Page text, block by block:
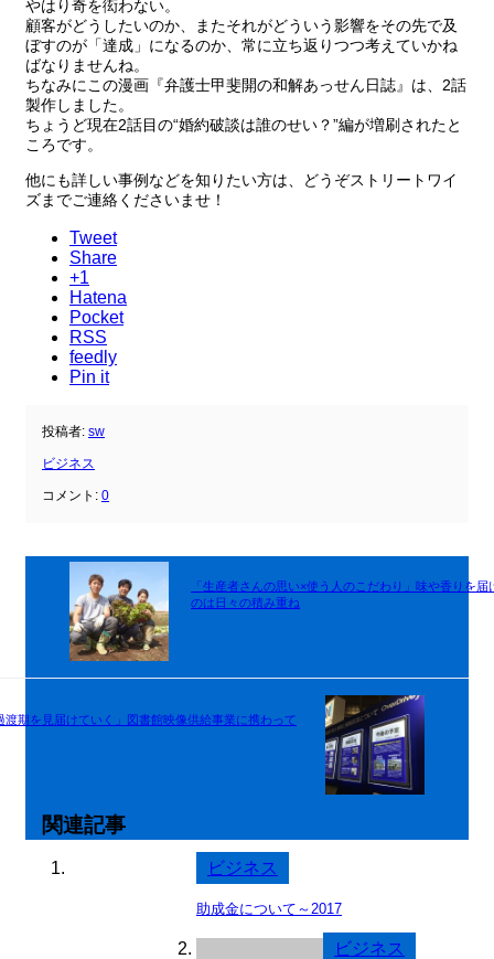
やはり奇を衒わない。
顧客がどうしたいのか、またそれがどういう影響をその先で及
ぼすのが「達成」になるのか、常に立ち返りつつ考えていかね
ばなりませんね。
ちなみにこの漫画『弁護士甲斐開の和解あっせん日誌』は、2話
製作しました。
ちょうど現在2話目の“婚約破談は誰のせい？”編が増刷されたと
ころです。
他にも詳しい事例などを知りたい方は、どうぞストリートワイ
ズまでご連絡くださいませ！
Tweet
Share
+1
Hatena
Pocket
RSS
feedly
Pin it
投稿者: sw
ビジネス
コメント: 0
「生産者さんの思い×使う人のこだわり」味や香りを届
のは日々の積み重ね
渡期を見届けていく」図書館映像供給事業に携わって
関連記事
ビジネス
助成金について～2017
ビジネス